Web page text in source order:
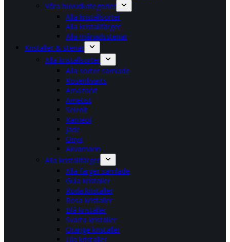
Våra huvudkategorier
Alla kristallsorter
Alla kristallfärger
Alla månadsstenar
Kristaller & stenar
Alla kristallsorter
Alla sorter samlade
Rosenkvarts
Amazonit
Ametist
Selenit
Karneol
Jade
Onyx
Akvamarin
Alla kristallfärger
Alla färger samlade
Gula kristaller
Röda kristaller
Rosa kristaller
Blå kristaller
Svarta kristaller
Orange kristaller
Lila kristaller